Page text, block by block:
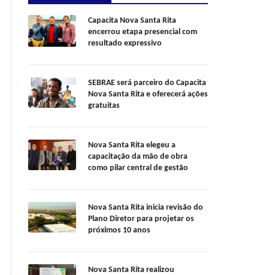
Capacita Nova Santa Rita
encerrou etapa presencial com
resultado expressivo
SEBRAE será parceiro do Capacita
Nova Santa Rita e oferecerá ações
gratuitas
Nova Santa Rita elegeu a
capacitação da mão de obra
como pilar central de gestão
Nova Santa Rita inicia revisão do
Plano Diretor para projetar os
próximos 10 anos
Nova Santa Rita realizou